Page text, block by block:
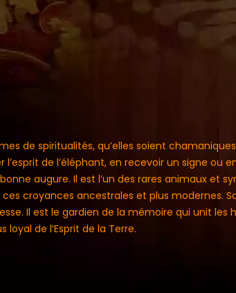
de spiritualités, qu’elles soient
l’esprit de l’éléphant, en recevoir un signe ou
augure. Il est l’un des rares animaux et
croyances ancestrales et plus modernes.
Il est le gardien de la mémoire qui unit les
loyal de l’Esprit de la Terre.